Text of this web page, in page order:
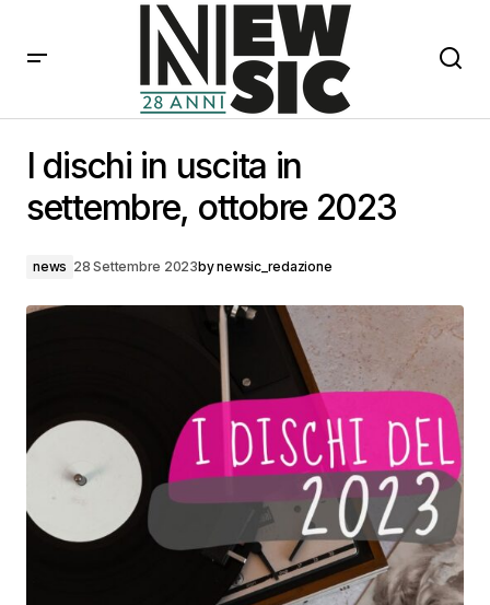
I dischi in uscita in
settembre, ottobre 2023
news 28 Settembre 2023bynewsic_redazione